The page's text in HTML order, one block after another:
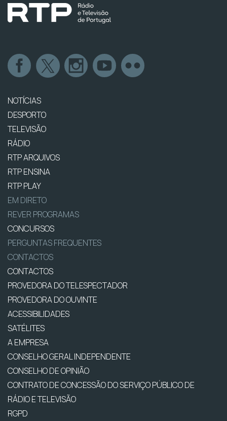
NOTÍCIAS
DESPORTO
TELEVISÃO
RÁDIO
RTP ARQUIVOS
RTP ENSINA
RTP PLAY
EM DIRETO
REVER PROGRAMAS
CONCURSOS
PERGUNTAS FREQUENTES
CONTACTOS
CONTACTOS
PROVEDORA DO TELESPECTADOR
PROVEDORA DO OUVINTE
ACESSIBILIDADES
SATÉLITES
A EMPRESA
CONSELHO GERAL INDEPENDENTE
CONSELHO DE OPINIÃO
CONTRATO DE CONCESSÃO DO SERVIÇO PÚBLICO DE
RÁDIO E TELEVISÃO
RGPD